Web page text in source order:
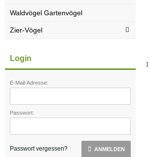
1
Waldvögel Gartenvögel
Zier-Vögel
Login
E-Mail-Adresse:
Passwort:
Passwort vergessen? ANMELDEN